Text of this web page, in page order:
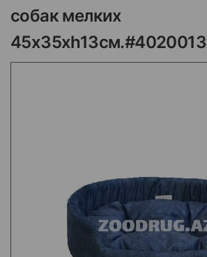
собак мелких
45x35xh13см.#4020013